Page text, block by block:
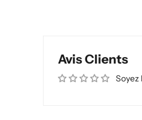
Avis Clients
Soyez